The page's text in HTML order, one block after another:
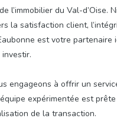
l’immobilier du Val-d’Oise.
la satisfaction client,
est votre
engageons à offrir un
expérimentée est
de la transaction.